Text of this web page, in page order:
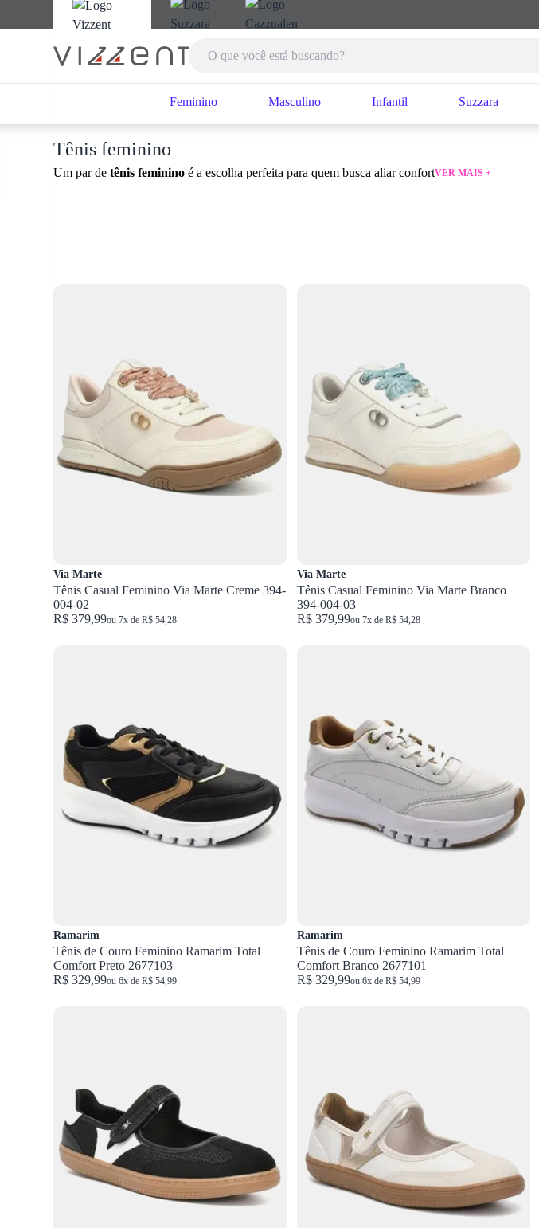
Feminino Masculino Infantil Suzzara
Tênis feminino
Um par detênis feminino é a escolha perfeita para quem busca aliar confortVER MAIS +
Via Marte
Tênis Casual Feminino Via Marte Creme 394-
004-02
R$ 379,99ou 7x de R$ 54,28
Via Marte
Tênis Casual Feminino Via Marte Branco
394-004-03
R$ 379,99ou 7x de R$ 54,28
Ramarim
Tênis de Couro Feminino Ramarim Total
Comfort Preto 2677103
R$ 329,99ou 6x de R$ 54,99
Ramarim
Tênis de Couro Feminino Ramarim Total
Comfort Branco 2677101
R$ 329,99ou 6x de R$ 54,99